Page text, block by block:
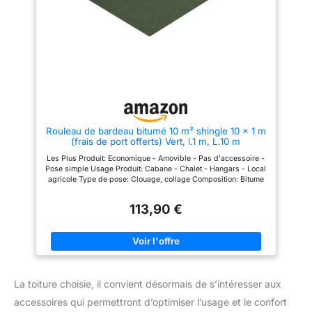
MONTAGE FACILE : facile à
découper et rapide à poser –
convient pour les nouvelles
100 x 33 cm, épaisseur env. 2,9
surface de 2 m² (14 pièces).
MONTAGE FACILE : facile à
découper et rapide à poser –
100 x 33 cm, épaisseur env. 2,9
surface de 2 m² (14 pièces).
Rouleau de bardeau bitumé 10 m² shingle 10 x 1 m
(frais de port offerts) Vert, l.1 m, L.10 m
Les Plus Produit: Economique - Amovible - Pas d'accessoire -
Pose simple Usage Produit: Cabane - Chalet - Hangars - Local
agricole Type de pose: Clouage, collage Composition: Bitume
113,90 €
La toiture choisie, il convient désormais de s’intéresser aux
accessoires qui permettront d’optimiser l’usage et le confort